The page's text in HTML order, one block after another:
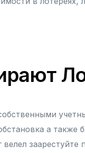
а также
велел